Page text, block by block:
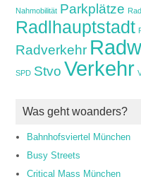
Nahmobilität Parkplätze
Radlhauptstadt
Radverkehr
SPD Stvo Verkehr
Was geht woanders?
Bahnhofsviertel München
Busy Streets
Critical Mass München